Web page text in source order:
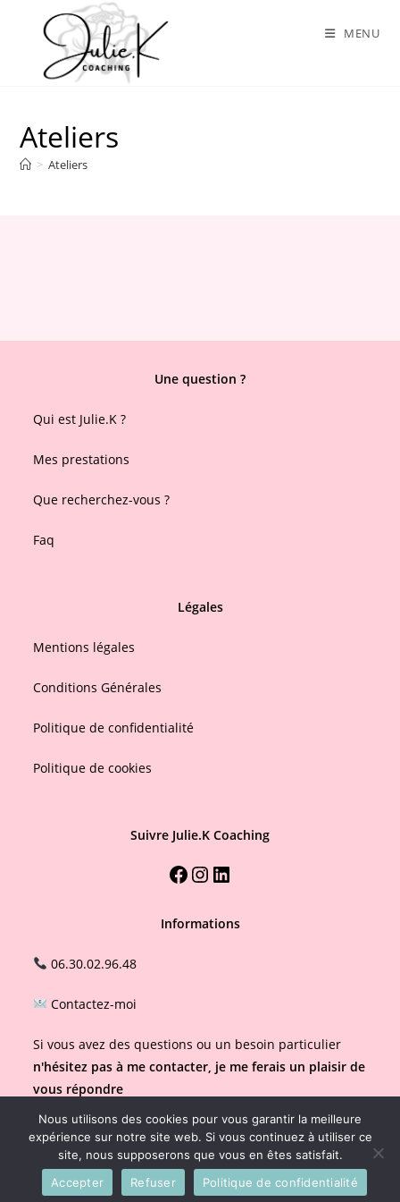
MENU
Ateliers
> Ateliers
Une question ?
Qui est Julie.K ?
Mes prestations
Que recherchez-vous ?
Faq
Légales
Mentions légales
Conditions Générales
Politique de confidentialité
Politique de cookies
Suivre Julie.K Coaching
Facebook
Instagram
LinkedIn
Informations
06.30.02.96.48
Contactez-moi
Si vous avez des questions ou un besoin particulier
n'hésitez pas à me contacter, je me ferais un plaisir de
vous répondre
copyright 2024 julie.Kcoaching.fr - site de tomwebseo.com
Nous utilisons des cookies pour vous garantir la meilleure
expérience sur notre site web. Si vous continuez à utiliser ce
site, nous supposerons que vous en êtes satisfait.
Accepter
Refuser Politique de confidentialité